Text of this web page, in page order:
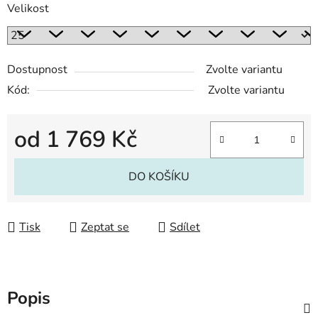
Velikost
Dostupnost
Zvolte variantu
Kód:
Zvolte variantu
od 1 769 Kč
Měrná cena:
DO KOŠÍKU
Tisk Zeptat se Sdílet
Popis